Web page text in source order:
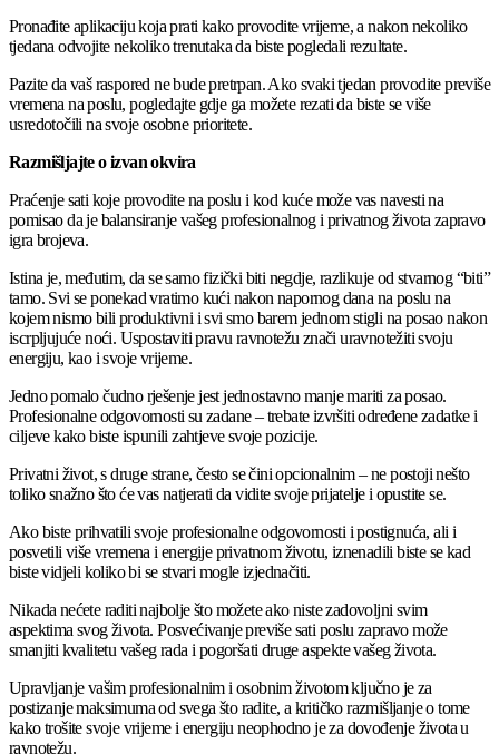
Pronađite aplikaciju koja prati kako provodite vrijeme, a nakon nekoliko
tjedana odvojite nekoliko trenutaka da biste pogledali rezultate.
Pazite da vaš raspored ne bude pretrpan. Ako svaki tjedan provodite previše
vremena na poslu, pogledajte gdje ga možete rezati da biste se više
usredotočili na svoje osobne prioritete.
Razmišljajte o izvan okvira
Praćenje sati koje provodite na poslu i kod kuće može vas navesti na
pomisao da je balansiranje vašeg profesionalnog i privatnog života zapravo
igra brojeva.
Istina je, međutim, da se samo fizički biti negdje, razlikuje od stvarnog “biti”
tamo. Svi se ponekad vratimo kući nakon napornog dana na poslu na
kojem nismo bili produktivni i svi smo barem jednom stigli na posao nakon
iscrpljujuće noći. Uspostaviti pravu ravnotežu znači uravnotežiti svoju
energiju, kao i svoje vrijeme.
Jedno pomalo čudno rješenje jest jednostavno manje mariti za posao.
Profesionalne odgovornosti su zadane – trebate izvršiti određene zadatke i
ciljeve kako biste ispunili zahtjeve svoje pozicije.
Privatni život, s druge strane, često se čini opcionalnim – ne postoji nešto
toliko snažno što će vas natjerati da vidite svoje prijatelje i opustite se.
Ako biste prihvatili svoje profesionalne odgovornosti i postignuća, ali i
posvetili više vremena i energije privatnom životu, iznenadili biste se kad
biste vidjeli koliko bi se stvari mogle izjednačiti.
Nikada nećete raditi najbolje što možete ako niste zadovoljni svim
aspektima svog života. Posvećivanje previše sati poslu zapravo može
smanjiti kvalitetu vašeg rada i pogoršati druge aspekte vašeg života.
Upravljanje vašim profesionalnim i osobnim životom ključno je za
postizanje maksimuma od svega što radite, a kritičko razmišljanje o tome
kako trošite svoje vrijeme i energiju neophodno je za dovođenje života u
ravnotežu.